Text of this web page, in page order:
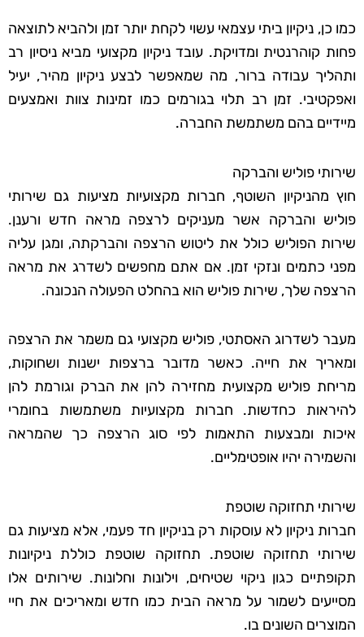
כמו כן, ניקיון ביתי עצמאי עשוי לקחת יותר זמן ולהביא לתוצאה
פחות קוהרנטית ומדויקת. עובד ניקיון מקצועי מביא ניסיון רב
ותהליך עבודה ברור, מה שמאפשר לבצע ניקיון מהיר, יעיל
ואפקטיבי. זמן רב תלוי בגורמים כמו זמינות צוות ואמצעים
מיידיים בהם משתמשת החברה.
שירותי פוליש והברקה
חוץ מהניקיון השוטף, חברות מקצועיות מציעות גם שירותי
פוליש והברקה אשר מעניקים לרצפה מראה חדש ורענן.
שירות הפוליש כולל את ליטוש הרצפה והברקתה, ומגן עליה
מפני כתמים ונזקי זמן. אם אתם מחפשים לשדרג את מראה
הרצפה שלך, שירות פוליש הוא בהחלט הפעולה הנכונה.
מעבר לשדרוג האסתטי, פוליש מקצועי גם משמר את הרצפה
ומאריך את חייה. כאשר מדובר ברצפות ישנות ושחוקות,
מריחת פוליש מקצועית מחזירה להן את הברק וגורמת להן
להיראות כחדשות. חברות מקצועיות משתמשות בחומרי
איכות ומבצעות התאמות לפי סוג הרצפה כך שהמראה
והשמירה יהיו אופטימליים.
שירותי תחזוקה שוטפת
חברות ניקיון לא עוסקות רק בניקיון חד פעמי, אלא מציעות גם
שירותי תחזוקה שוטפת. תחזוקה שוטפת כוללת ניקיונות
תקופתיים כגון ניקוי שטיחים, וילונות וחלונות. שירותים אלו
מסייעים לשמור על מראה הבית כמו חדש ומאריכים את חיי
המוצרים השונים בו.